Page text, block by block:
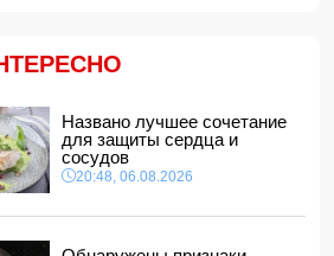
декларация укрепит
основы отношений
и Центральной Азией
дата II этапа вступительного
Названо лучшее сочетание
для защиты сердца и
сосудов
20:48, 06.08.2026